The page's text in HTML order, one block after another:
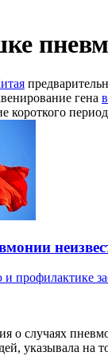
гена
короткого
о случаях
указывала на